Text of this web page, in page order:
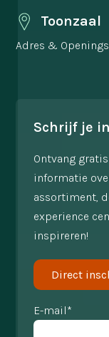
Toonzaal
Adres &
Schrijf je
Ontvang
informatie
assortiment,
experience
inspireren!
Direct
E-mail*